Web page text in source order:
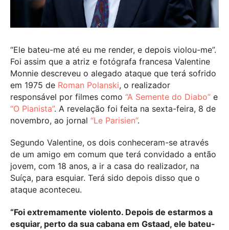
“Ele bateu-me até eu me render, e depois violou-me”.
Foi assim que a atriz e fotógrafa francesa Valentine
Monnie descreveu o alegado ataque que terá sofrido
em 1975 de Roman Polanski, o realizador
responsável por filmes como “A Semente do Diabo” e
“O Pianista”. A revelação foi feita na sexta-feira, 8 de
novembro, ao jornal “Le Parisien”.
Segundo Valentine, os dois conheceram-se através
de um amigo em comum que terá convidado a então
jovem, com 18 anos, a ir a casa do realizador, na
Suíça, para esquiar. Terá sido depois disso que o
ataque aconteceu.
“Foi extremamente violento. Depois de estarmos a
esquiar, perto da sua cabana em Gstaad, ele bateu-